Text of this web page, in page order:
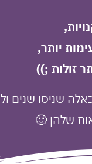
יותר,
זולות ;))
שניסו שנים
שלהן 🙂